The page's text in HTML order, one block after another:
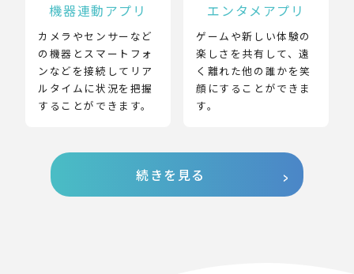
機器連動アプリ
カメラやセンサーなど
の機器とスマートフォ
ンなどを接続してリア
ルタイムに状況を把握
することができます。
エンタメアプリ
ゲームや新しい体験の
楽しさを共有して、遠
く離れた他の誰かを笑
顔にすることができま
す。
続きを見る